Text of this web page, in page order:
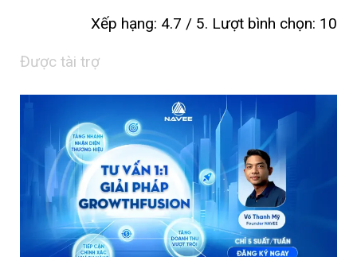
Xếp hạng: 4.7 / 5. Lượt bình chọn: 10
Được tài trợ